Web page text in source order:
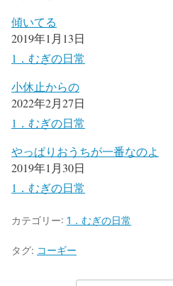
傾いてる
2019年1月13日
1．むぎの日常
小休止からの
2022年2月27日
1．むぎの日常
やっぱりおうちが一番なのよ
2019年1月30日
1．むぎの日常
カテゴリー: 1．むぎの日常
タグ: コーギー